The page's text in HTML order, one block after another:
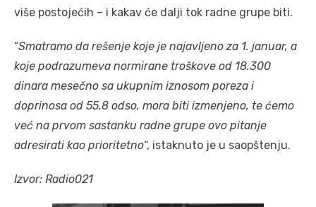
više postojećih – i kakav će dalji tok radne grupe biti.
“Smatramo da rešenje koje je najavljeno za 1. januar, a
koje podrazumeva normirane troškove od 18.300
dinara mesečno sa ukupnim iznosom poreza i
doprinosa od 55,8 odso, mora biti izmenjeno, te ćemo
već na prvom sastanku radne grupe ovo pitanje
adresirati kao prioritetno“, istaknuto je u saopštenju.
Izvor: Radio021